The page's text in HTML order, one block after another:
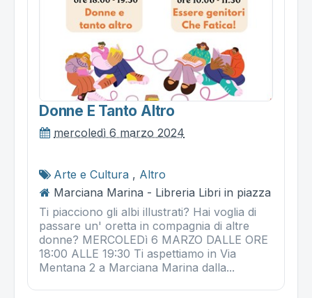
Donne E Tanto Altro
mercoledì 6 marzo 2024
Arte e Cultura , Altro
Marciana Marina - Libreria Libri in piazza
Ti piacciono gli albi illustrati? Hai voglia di
passare un' oretta in compagnia di altre
donne? MERCOLEDì 6 MARZO DALLE ORE
18:00 ALLE 19:30 Ti aspettiamo in Via
Mentana 2 a Marciana Marina dalla...